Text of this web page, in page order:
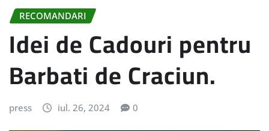
RECOMANDARI
Idei de Cadouri pentru
Barbati de Craciun.
press iul. 26, 2024 0